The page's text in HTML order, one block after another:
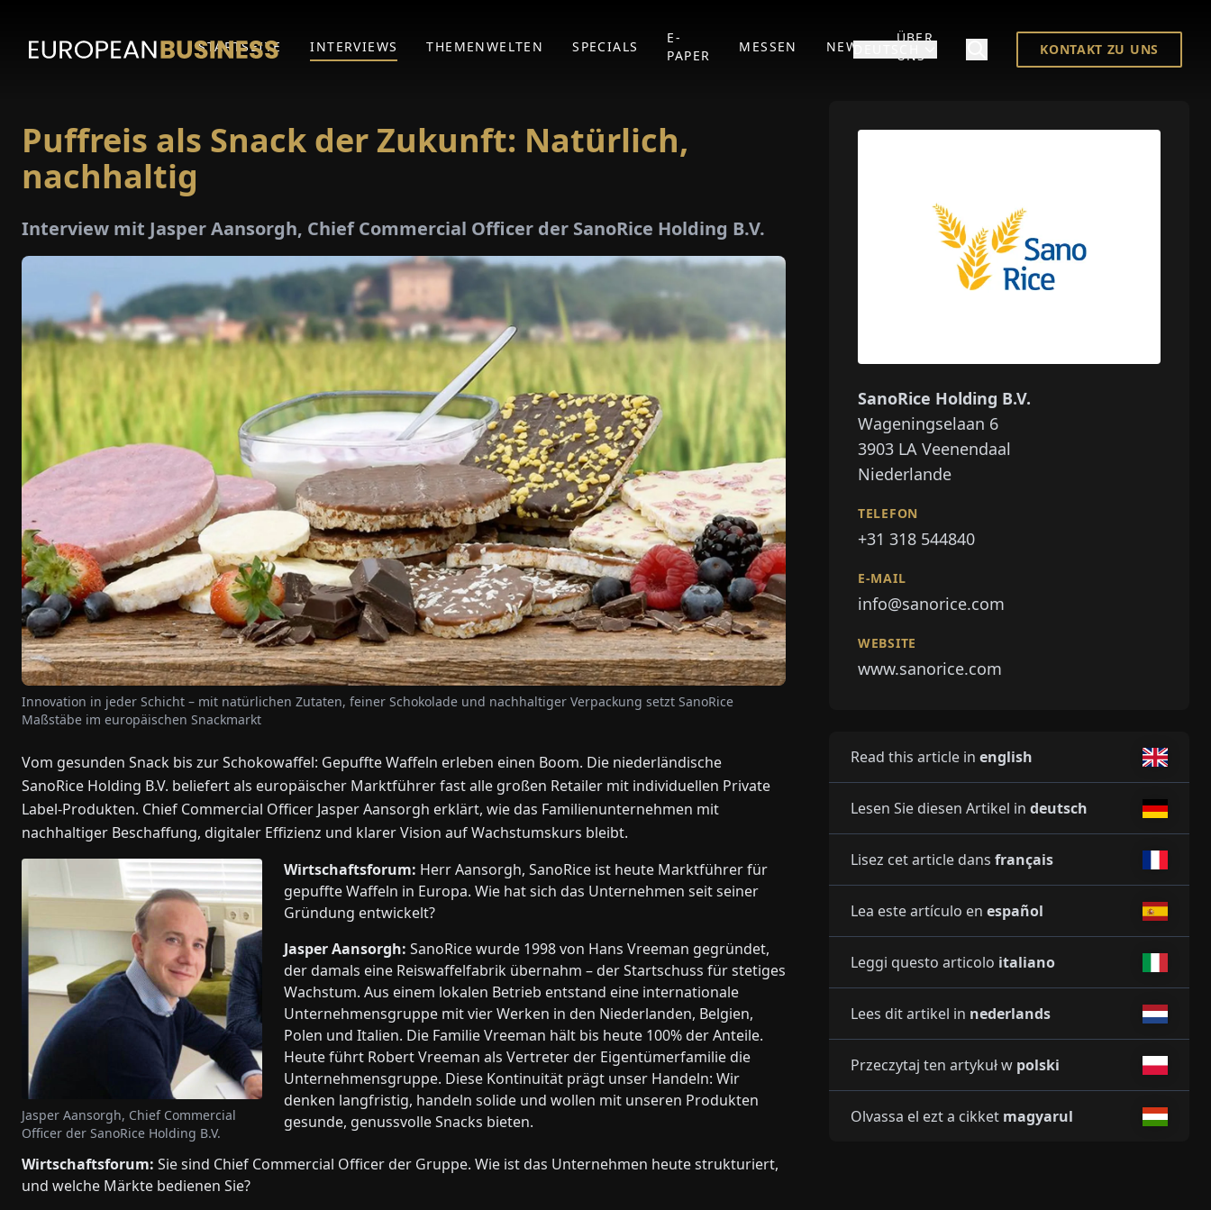
STARTSEITE INTERVIEWS THEMENWELTEN SPECIALS
E-
PAPER
MESSEN NEWS
ÜBER
UNS
KONTAKT ZU UNS
Puffreis als Snack der Zukunft: Natürlich,
nachhaltig
Interview mit Jasper Aansorgh, Chief Commercial Officer der SanoRice Holding B.V.
Innovation in jeder Schicht – mit natürlichen Zutaten, feiner Schokolade und nachhaltiger Verpackung setzt SanoRice
Maßstäbe im europäischen Snackmarkt
Vom gesunden Snack bis zur Schokowaffel: Gepuffte Waffeln erleben einen Boom. Die niederländische
SanoRice Holding B.V. beliefert als europäischer Marktführer fast alle großen Retailer mit individuellen Private
Label-Produkten. Chief Commercial Officer Jasper Aansorgh erklärt, wie das Familienunternehmen mit
nachhaltiger Beschaffung, digitaler Effizienz und klarer Vision auf Wachstumskurs bleibt.
Wirtschaftsforum: Herr Aansorgh, SanoRice ist heute Marktführer für
gepuffte Waffeln in Europa. Wie hat sich das Unternehmen seit seiner
Gründung entwickelt?
Jasper Aansorgh: SanoRice wurde 1998 von Hans Vreeman gegründet,
der damals eine Reiswaffelfabrik übernahm – der Startschuss für stetiges
Wachstum. Aus einem lokalen Betrieb entstand eine internationale
Unternehmensgruppe mit vier Werken in den Niederlanden, Belgien,
Polen und Italien. Die Familie Vreeman hält bis heute 100% der Anteile.
Heute führt Robert Vreeman als Vertreter der Eigentümerfamilie die
Unternehmensgruppe. Diese Kontinuität prägt unser Handeln: Wir
denken langfristig, handeln solide und wollen mit unseren Produkten
gesunde, genussvolle Snacks bieten.
Jasper Aansorgh, Chief Commercial
Officer der SanoRice Holding B.V.
Wirtschaftsforum: Sie sind Chief Commercial Officer der Gruppe. Wie ist das Unternehmen heute strukturiert,
und welche Märkte bedienen Sie?
SanoRice Holding B.V.
Wageningselaan 6
3903 LA Veenendaal
Niederlande
TELEFON
+31 318 544840
E-MAIL
info@sanorice.com
WEBSITE
www.sanorice.com
Read this article in english
Lesen Sie diesen Artikel in deutsch
Lisez cet article dans français
Lea este artículo en español
Leggi questo articolo italiano
Lees dit artikel in nederlands
Przeczytaj ten artykuł w polski
Olvassa el ezt a cikket magyarul